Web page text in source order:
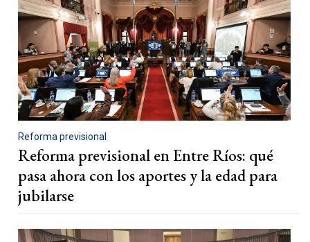
Reforma previsional
Reforma previsional en Entre Ríos: qué
pasa ahora con los aportes y la edad para
jubilarse